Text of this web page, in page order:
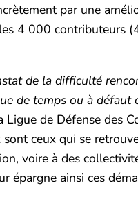
par une
4 000 contributeurs
de la difficulté
de temps ou à défaut
de Défense des
sont ceux qui se
voire à des
ainsi ces